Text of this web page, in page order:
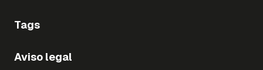
Tags
Aviso legal